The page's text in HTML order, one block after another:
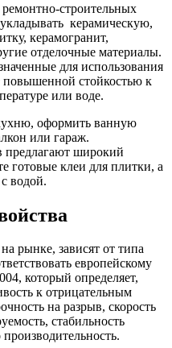
строительных
керамическую,
керамогранит,
отделочные материалы.
для использования
повышенной стойкостью к
или воде.
оформить ванную
или гараж.
предлагают широкий
готовые клеи для плитки, а
водой.
рынке, зависят от типа
европейскому
который определяет,
к отрицательным
на разрыв, скорость
стабильность